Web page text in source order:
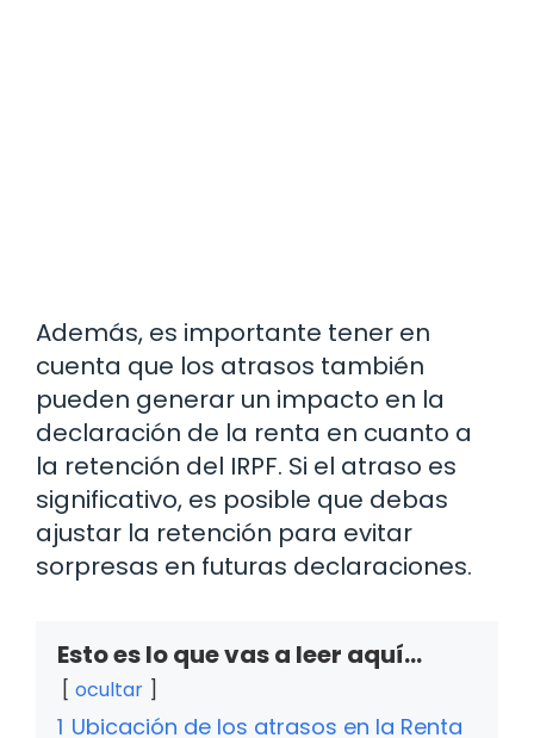
Además, es importante tener en
cuenta que los atrasos también
pueden generar un impacto en la
declaración de la renta en cuanto a
la retención del IRPF. Si el atraso es
significativo, es posible que debas
ajustar la retención para evitar
sorpresas en futuras declaraciones.
Esto es lo que vas a leer aquí...
ocultar
1 Ubicación de los atrasos en la Renta